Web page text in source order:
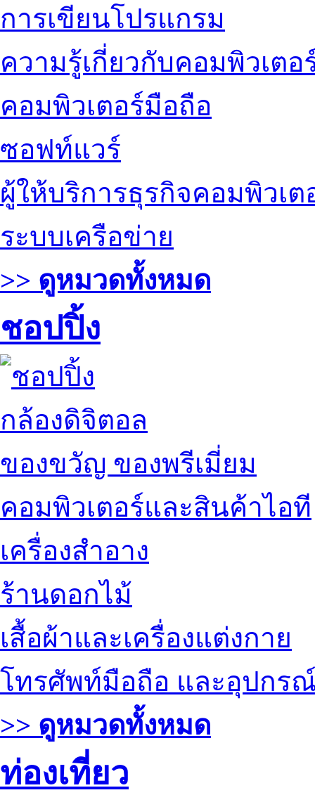
การเขียนโปรแกรม
ความรู้เกี่ยวกับคอมพิวเตอ
คอมพิวเตอร์มือถือ
ซอฟท์แวร์
ผู้ให้บริการธุรกิจคอมพิวเต
ระบบเครือข่าย
>> ดูหมวดทั้งหมด
ชอปปิ้ง
กล้องดิจิตอล
ของขวัญ ของพรีเมี่ยม
คอมพิวเตอร์และสินค้าไอที
เครื่องสำอาง
ร้านดอกไม้
เสื้อผ้าและเครื่องแต่งกาย
โทรศัพท์มือถือ และอุปกร
>> ดูหมวดทั้งหมด
ท่องเที่ยว